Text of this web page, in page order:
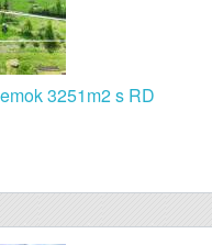
3251m2 s RD